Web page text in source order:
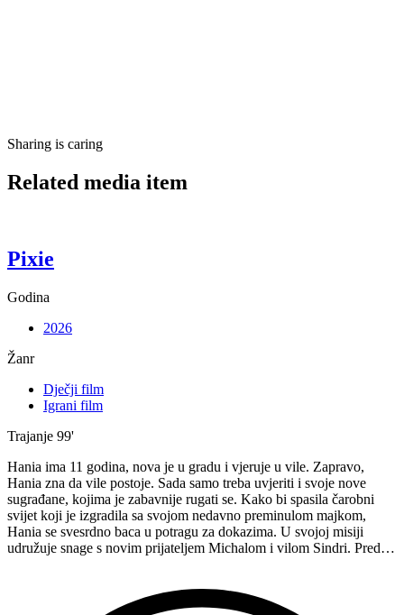
Sharing is caring
Related media item
Pixie
Godina
2026
Žanr
Dječji film
Igrani film
Trajanje 99'
Hania ima 11 godina, nova je u gradu i vjeruje u vile. Zapravo,
Hania zna da vile postoje. Sada samo treba uvjeriti i svoje nove
sugrađane, kojima je zabavnije rugati se. Kako bi spasila čarobni
svijet koji je izgradila sa svojom nedavno preminulom majkom,
Hania se svesrdno baca u potragu za dokazima. U svojoj misiji
udružuje snage s novim prijateljem Michalom i vilom Sindri. Pred…